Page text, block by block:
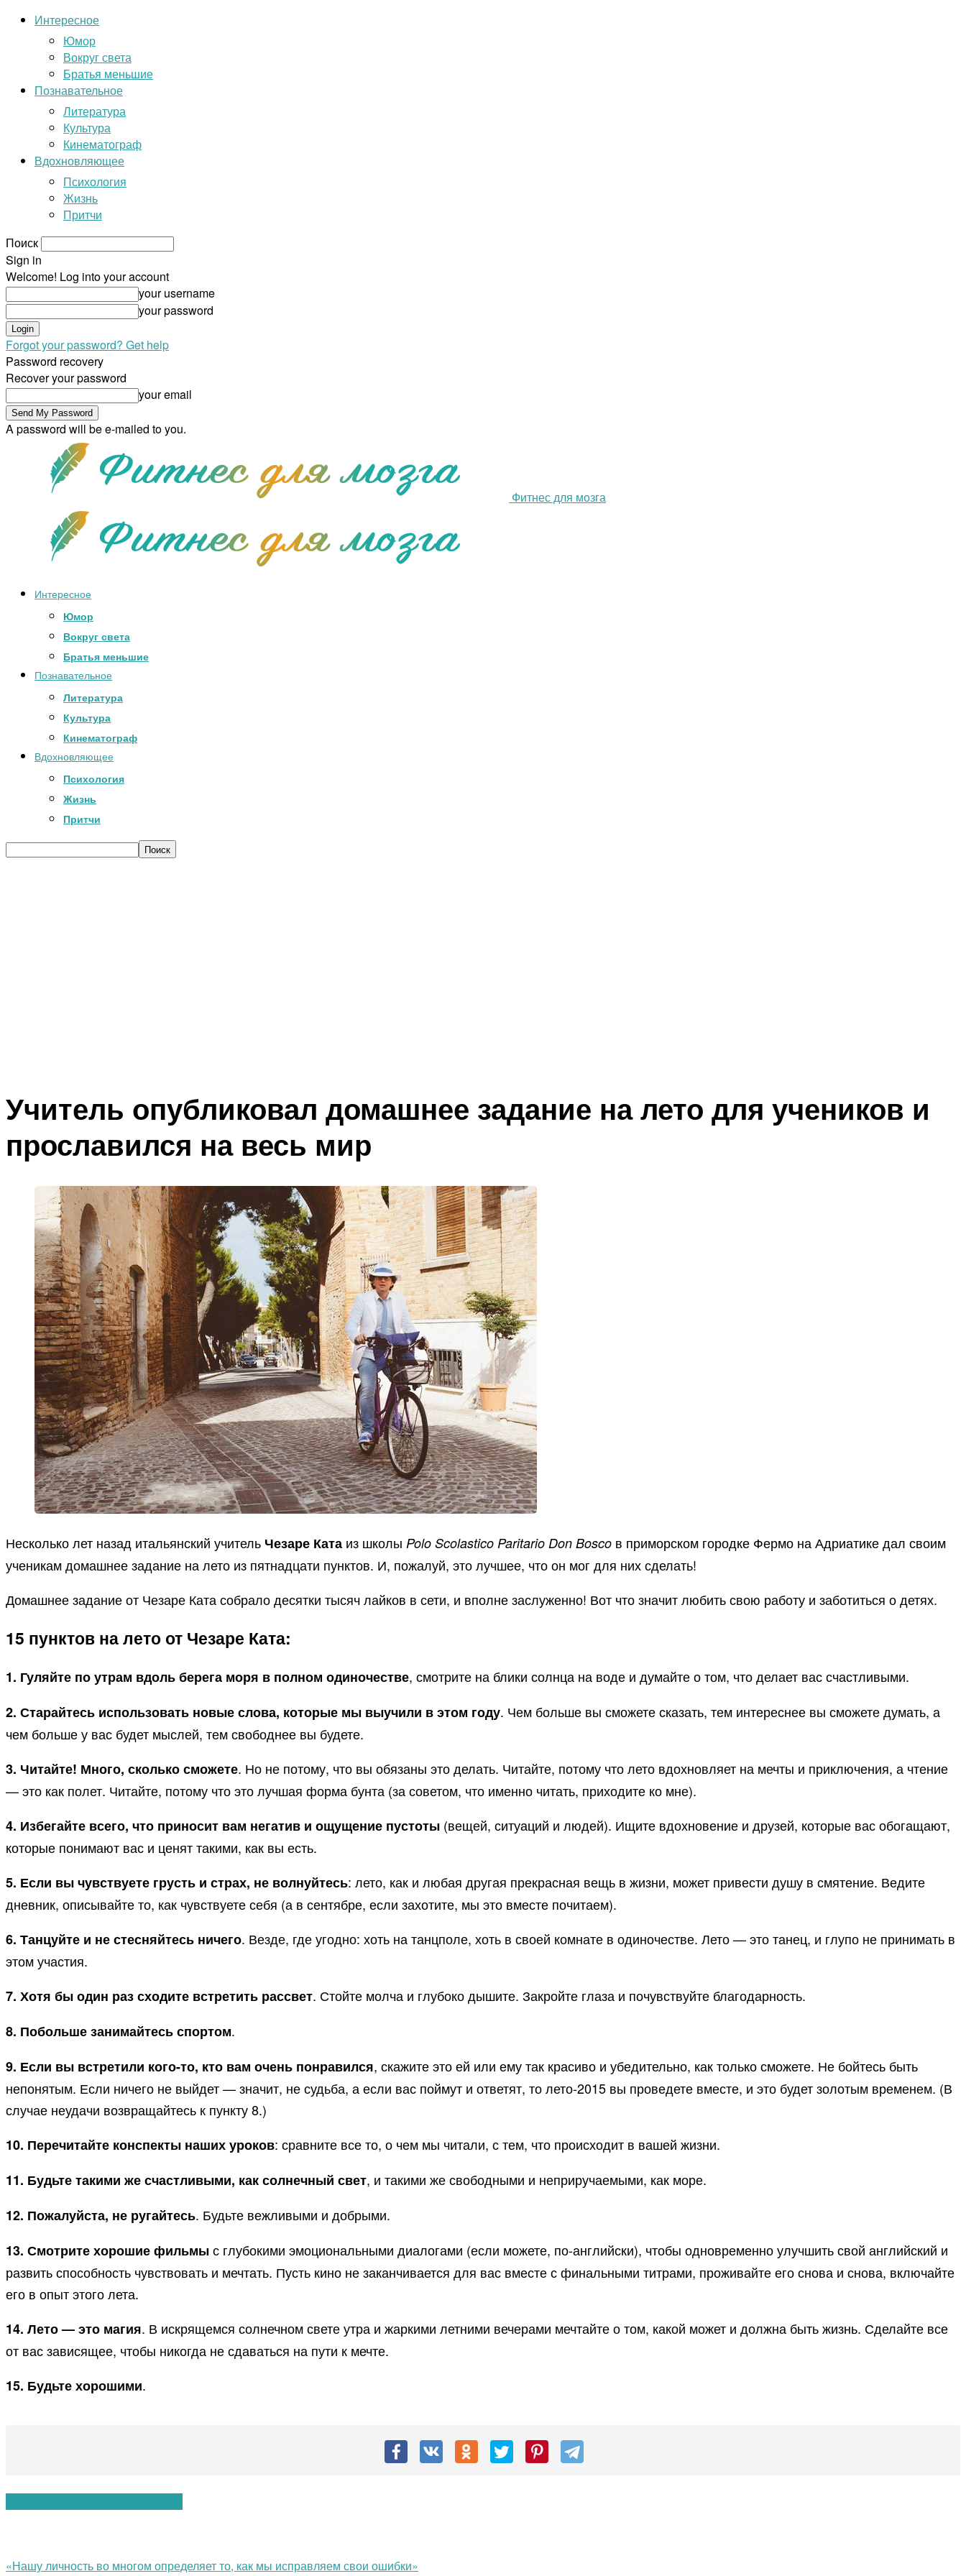
Интересное
Юмор
Вокруг света
Братья меньшие
Познавательное
Литература
Культура
Кинематограф
Вдохновляющее
Психология
Жизнь
Притчи
Поиск
Sign in
Welcome! Log into your account
your username
your password
Forgot your password? Get help
Password recovery
Recover your password
your email
A password will be e-mailed to you.
Фитнес для мозга
Интересное
Юмор
Вокруг света
Братья меньшие
Познавательное
Литература
Культура
Кинематограф
Вдохновляющее
Психология
Жизнь
Притчи
Учитель опубликовал домашнее задание на лето для учеников и
прославился на весь мир
Несколько лет назад итальянский учитель Чезаре Ката из школы Polo Scolastico Paritario Don Bosco в приморском городке Фермо на Адриатике дал своим
ученикам домашнее задание на лето из пятнадцати пунктов. И, пожалуй, это лучшее, что он мог для них сделать!
Домашнее задание от Чезаре Ката собрало десятки тысяч лайков в сети, и вполне заслуженно! Вот что значит любить свою работу и заботиться о детях.
15 пунктов на лето от Чезаре Ката:
1. Гуляйте по утрам вдоль берега моря в полном одиночестве, смотрите на блики солнца на воде и думайте о том, что делает вас счастливыми.
2. Старайтесь использовать новые слова, которые мы выучили в этом году. Чем больше вы сможете сказать, тем интереснее вы сможете думать, а
чем больше у вас будет мыслей, тем свободнее вы будете.
3. Читайте! Много, сколько сможете. Но не потому, что вы обязаны это делать. Читайте, потому что лето вдохновляет на мечты и приключения, а чтение
— это как полет. Читайте, потому что это лучшая форма бунта (за советом, что именно читать, приходите ко мне).
4. Избегайте всего, что приносит вам негатив и ощущение пустоты (вещей, ситуаций и людей). Ищите вдохновение и друзей, которые вас обогащают,
которые понимают вас и ценят такими, как вы есть.
5. Если вы чувствуете грусть и страх, не волнуйтесь: лето, как и любая другая прекрасная вещь в жизни, может привести душу в смятение. Ведите
дневник, описывайте то, как чувствуете себя (а в сентябре, если захотите, мы это вместе почитаем).
6. Танцуйте и не стесняйтесь ничего. Везде, где угодно: хоть на танцполе, хоть в своей комнате в одиночестве. Лето — это танец, и глупо не принимать в
этом участия.
7. Хотя бы один раз сходите встретить рассвет. Стойте молча и глубоко дышите. Закройте глаза и почувствуйте благодарность.
8. Побольше занимайтесь спортом.
9. Если вы встретили кого-то, кто вам очень понравился, скажите это ей или ему так красиво и убедительно, как только сможете. Не бойтесь быть
непонятым. Если ничего не выйдет — значит, не судьба, а если вас поймут и ответят, то лето-2015 вы проведете вместе, и это будет золотым временем. (В
случае неудачи возвращайтесь к пункту 8.)
10. Перечитайте конспекты наших уроков: сравните все то, о чем мы читали, с тем, что происходит в вашей жизни.
11. Будьте такими же счастливыми, как солнечный свет, и такими же свободными и неприручаемыми, как море.
12. Пожалуйста, не ругайтесь. Будьте вежливыми и добрыми.
13. Смотрите хорошие фильмыс глубокими эмоциональными диалогами (если можете, по-английски), чтобы одновременно улучшить свой английский и
развить способность чувствовать и мечтать. Пусть кино не заканчивается для вас вместе с финальными титрами, проживайте его снова и снова, включайте
его в опыт этого лета.
14. Лето — это магия. В искрящемся солнечном свете утра и жаркими летними вечерами мечтайте о том, какой может и должна быть жизнь. Сделайте все
от вас зависящее, чтобы никогда не сдаваться на пути к мечте.
15. Будьте хорошими.
«Нашу личность во многом определяет то, как мы исправляем свои ошибки»